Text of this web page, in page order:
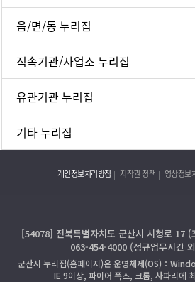
읍/면/동 누리집
직속기관/사업소 누리집
유관기관 누리집
기타 누리집
개인정보처리방침 저작권 정책 영상정보
[54078] 전북특별자치도 군산시 시청로 17 (
063-454-4000 (정규업무시간
군산시 누리집(홈페이지)은 운영체제(OS)：
IE 9이상, 파이어 폭스, 크롬, 사파리에